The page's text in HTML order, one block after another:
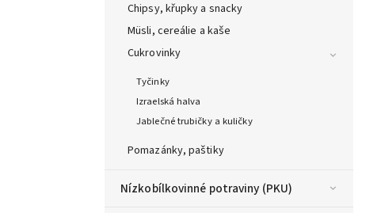
Chipsy, křupky a snacky
Müsli, cereálie a kaše
Cukrovinky
Tyčinky
Izraelská halva
Jablečné trubičky a kuličky
Pomazánky, paštiky
Nízkobílkovinné potraviny (PKU)